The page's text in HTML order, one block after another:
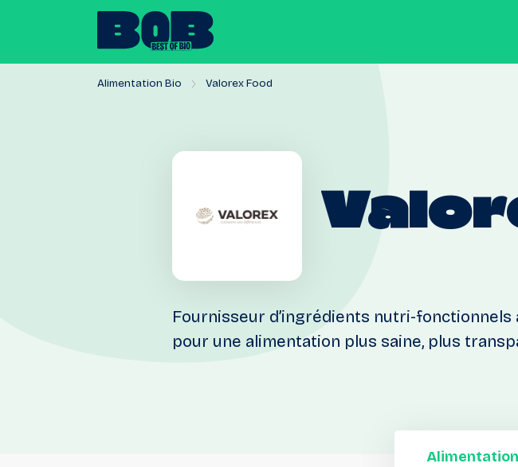
Alimentation Bio Valorex Food
Fournisseur d’ingrédients nutri-
pour une alimentation plus saine, plus